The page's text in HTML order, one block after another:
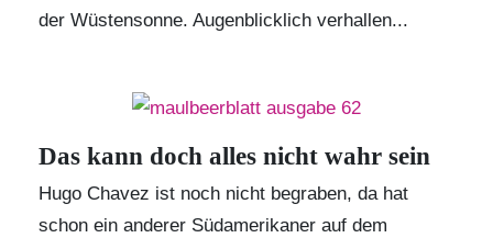
der Wüstensonne. Augenblicklich verhallen...
Das kann doch alles nicht wahr sein
Hugo Chavez ist noch nicht begraben, da hat
schon ein anderer Südamerikaner auf dem